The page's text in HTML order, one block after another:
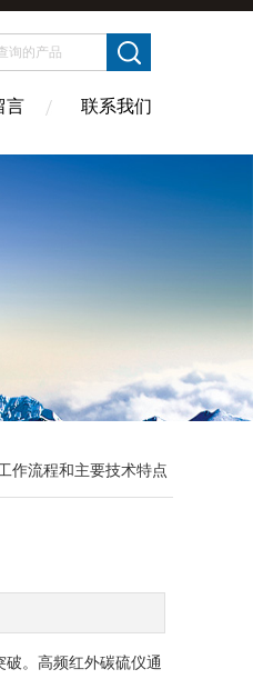
言 联系我们
作流程和主要技术特点
。高频红外碳硫仪通